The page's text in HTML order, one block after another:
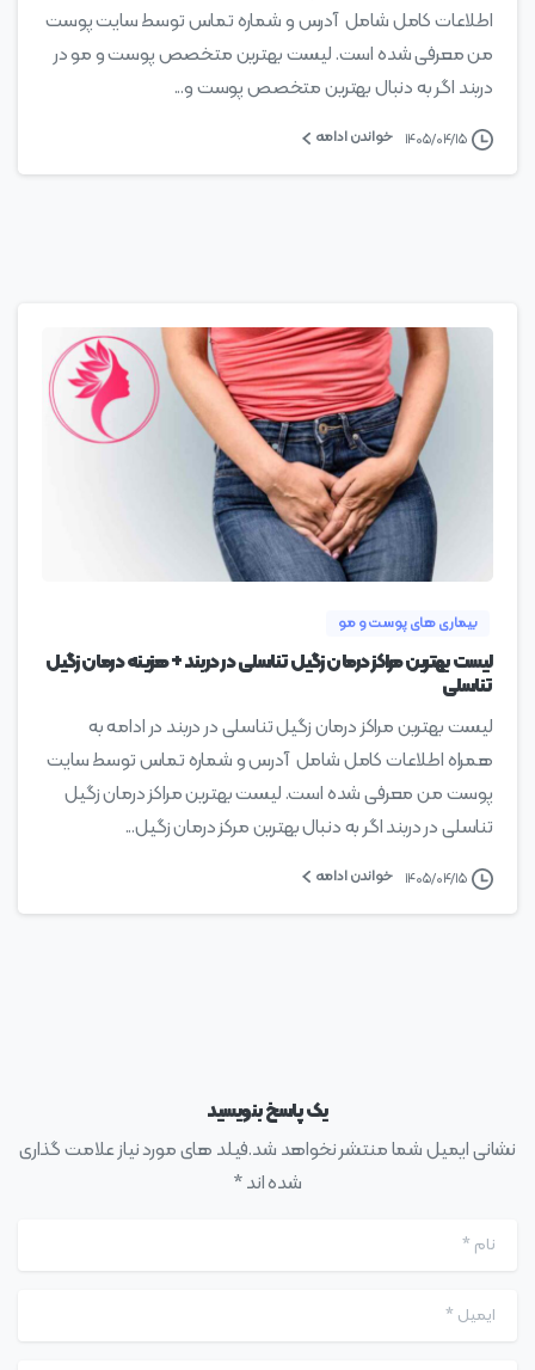
اطلاعات کامل شامل آدرس و شماره تماس توسط سایت پوست
من معرفی شده است. لیست بهترین متخصص پوست و مو در
دربند اگر به دنبال بهترین متخصص پوست و...
۱۴۰۵/۰۴/۱۵ خواندن ادامه
بیماری های پوست و مو
لیست بهترین مراکز درمان زگیل تناسلی در دربند + هزینه درمان زگیل
تناسلی
لیست بهترین مراکز درمان زگیل تناسلی در دربند در ادامه به
همراه اطلاعات کامل شامل آدرس و شماره تماس توسط سایت
پوست من معرفی شده است. لیست بهترین مراکز درمان زگیل
تناسلی در دربند اگر به دنبال بهترین مرکز درمان زگیل...
۱۴۰۵/۰۴/۱۵ خواندن ادامه
یک پاسخ بنویسید
نشانی ایمیل شما منتشر نخواهد شد.فیلد های مورد نیاز علامت گذاری
شده اند *
نام*
ایمیل *